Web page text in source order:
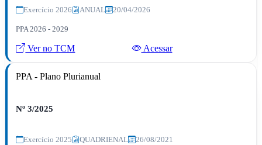
Exercício 2026 ANUAL 20/04/2026
PPA 2026 - 2029
Ver no TCM Acessar
PPA - Plano Plurianual
Nº 3/2025
Exercício 2025 QUADRIENAL 26/08/2021